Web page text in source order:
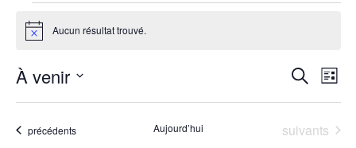
Évènements
Notice Aucun résultat trouvé.
et
Liste
À venir
Sélectionnez
Évènements
précédents Aujourd’hui Évènements
suivants